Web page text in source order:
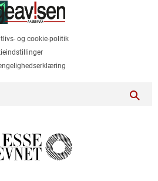
og cookie-politik